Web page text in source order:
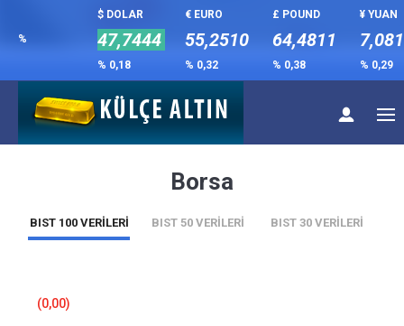
%
$ DOLAR
47,7444
% 0,18
€ EURO
55,2510
% 0,32
£ POUND
64,4811
% 0,38
¥ YUAN
% 0,29
Borsa
BIST 100 VERİLERİ BIST 50 VERİLERİ BIST 30 VERİLERİ
(0,00)